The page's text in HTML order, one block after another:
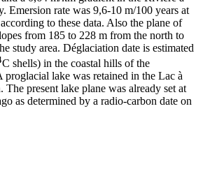
Emersion rate was 9,6-10 m/100 years at
to these data. Also the plane of
from 185 to 228 m from the north to
study area. Déglaciation date is estimated
C shells) in the coastal hills of the
proglacial lake was retained in the Lac à
The present lake plane was already set at
as determined by a radio-carbon date on